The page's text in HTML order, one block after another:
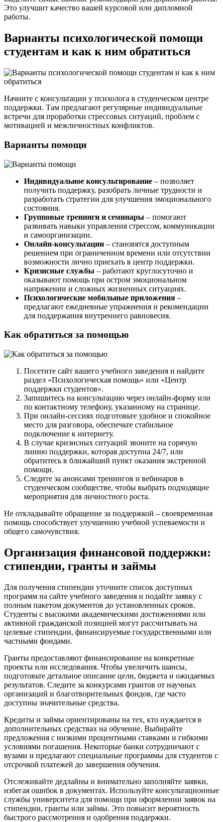
Это улучшит качество вашей курсовой или дипломной
работы.
Варианты психологической помощи
студентам и как к ним обратиться
Начните с консультации у психолога в студенческом центре
поддержки. Там предлагают регулярные индивидуальные
встречи для проработки стрессовых ситуаций, проблем с
мотивацией и межличностных конфликтов.
Варианты помощи
Индивидуальное консультирование – позволяет
получить поддержку, разобрать личные трудности и
разработать стратегии для улучшения эмоционального
состояния.
Групповые тренинги и семинары – помогают
развивать навыки управления стрессом, коммуникации
и самоорганизации.
Онлайн-консультации – становятся доступным
решением при ограниченном времени или отсутствии
возможности лично приехать в центр поддержки.
Кризисные службы – работают круглосуточно и
оказывают помощь при остром эмоциональном
напряжении и сложных жизненных ситуациях.
Психологические мобильные приложения –
предлагают ежедневные упражнения и рекомендации
для поддержания внутреннего равновесия.
Как обратиться за помощью
Посетите сайт вашего учебного заведения и найдите
раздел «Психологическая помощь» или «Центр
поддержки студентов».
Запишитесь на консультацию через онлайн-форму или
по контактному телефону, указанному на странице.
При онлайн-сессиях подготовьте удобное и спокойное
место для разговора, обеспечьте стабильное
подключение к интернету.
В случае кризисных ситуаций звоните на горячую
линию поддержки, которая доступна 24/7, или
обратитесь в ближайший пункт оказания экстренной
помощи.
Следите за анонсами тренингов и вебинаров в
студенческом сообществе, чтобы выбрать подходящие
мероприятия для личностного роста.
Не откладывайте обращение за поддержкой – своевременная
помощь способствует улучшению учебной успеваемости и
общего самочувствия.
Организация финансовой поддержки:
стипендии, гранты и займы
Для получения стипендии уточните список доступных
программ на сайте учебного заведения и подайте заявку с
полным пакетом документов до установленных сроков.
Студенты с высокими академическими достижениями или
активной гражданской позицией могут рассчитывать на
целевые стипендии, финансируемые государственными или
частными фондами.
Гранты предоставляют финансирование на конкретные
проекты или исследования. Чтобы увеличить шансы,
подготовьте детальное описание цели, бюджета и ожидаемых
результатов. Следите за конкурсами грантов от научных
организаций и благотворительных фондов, где часто
доступны значительные средства.
Кредиты и займы ориентированы на тех, кто нуждается в
дополнительных средствах на обучение. Выбирайте
предложения с низкими процентными ставками и гибкими
условиями погашения. Некоторые банки сотрудничают с
вузами и предлагают специальные программы для студентов с
отсрочкой платежей до завершения обучения.
Отслеживайте дедлайны и внимательно заполняйте заявки,
избегая ошибок в документах. Используйте консультационные
службы университета для помощи при оформлении заявок на
стипендии, гранты или займы. Это повысит вероятность
быстрого рассмотрения и одобрения поддержки.